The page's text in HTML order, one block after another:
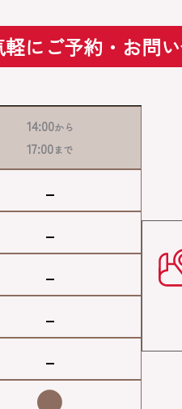
軽にご予約・お問
14:00から
17:00まで
-
-
-
-
-
●